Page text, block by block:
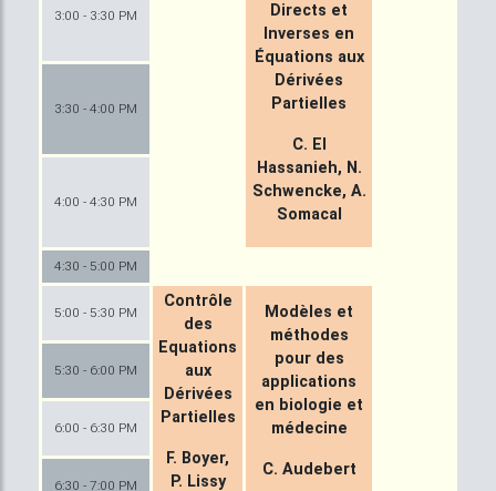
Directs et
Inverses en
Équations aux
Dérivées
Partielles
C. El
Hassanieh, N.
Schwencke, A.
Somacal
3:00 - 3:30 PM
3:30 - 4:00 PM
4:00 - 4:30 PM
4:30 - 5:00 PM
5:00 - 5:30 PM
Contrôle
des
Equations
aux
Dérivées
Partielles
F. Boyer,
P. Lissy
Modèles et
méthodes
pour des
applications
en biologie et
médecine
C. Audebert
5:30 - 6:00 PM
6:00 - 6:30 PM
6:30 - 7:00 PM